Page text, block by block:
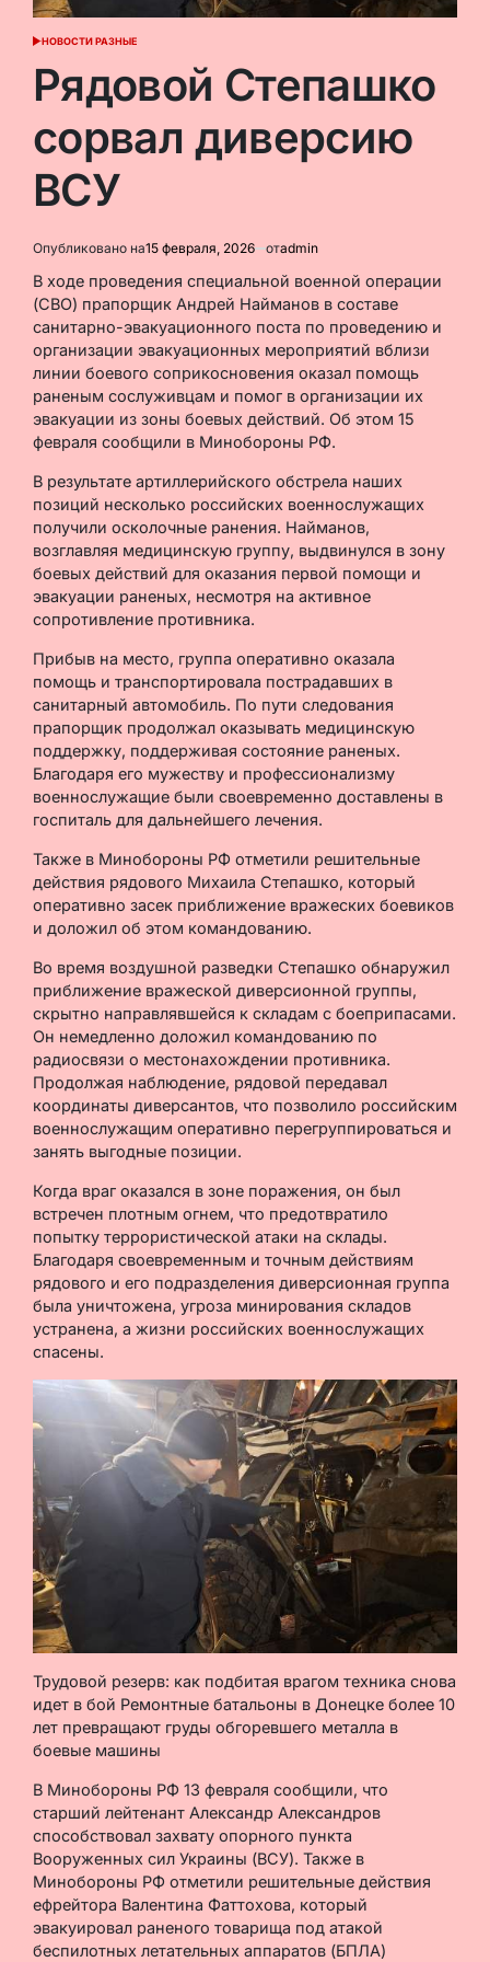
ОПУБЛИКОВАНО
НОВОСТИ РАЗНЫЕ
Рядовой Степашко
сорвал диверсию
ВСУ
Опубликовано на15 февраля, 2026 отadmin
В ходе проведения специальной военной операции
(СВО) прапорщик Андрей Найманов в составе
санитарно-эвакуационного поста по проведению и
организации эвакуационных мероприятий вблизи
линии боевого соприкосновения оказал помощь
раненым сослуживцам и помог в организации их
эвакуации из зоны боевых действий. Об этом 15
февраля сообщили в Минобороны РФ.
В результате артиллерийского обстрела наших
позиций несколько российских военнослужащих
получили осколочные ранения. Найманов,
возглавляя медицинскую группу, выдвинулся в зону
боевых действий для оказания первой помощи и
эвакуации раненых, несмотря на активное
сопротивление противника.
Прибыв на место, группа оперативно оказала
помощь и транспортировала пострадавших в
санитарный автомобиль. По пути следования
прапорщик продолжал оказывать медицинскую
поддержку, поддерживая состояние раненых.
Благодаря его мужеству и профессионализму
военнослужащие были своевременно доставлены в
госпиталь для дальнейшего лечения.
Также в Минобороны РФ отметили решительные
действия рядового Михаила Степашко, который
оперативно засек приближение вражеских боевиков
и доложил об этом командованию.
Во время воздушной разведки Степашко обнаружил
приближение вражеской диверсионной группы,
скрытно направлявшейся к складам с боеприпасами.
Он немедленно доложил командованию по
радиосвязи о местонахождении противника.
Продолжая наблюдение, рядовой передавал
координаты диверсантов, что позволило российским
военнослужащим оперативно перегруппироваться и
занять выгодные позиции.
Когда враг оказался в зоне поражения, он был
встречен плотным огнем, что предотвратило
попытку террористической атаки на склады.
Благодаря своевременным и точным действиям
рядового и его подразделения диверсионная группа
была уничтожена, угроза минирования складов
устранена, а жизни российских военнослужащих
спасены.
Трудовой резерв: как подбитая врагом техника снова
идет в бой Ремонтные батальоны в Донецке более 10
лет превращают груды обгоревшего металла в
боевые машины
В Минобороны РФ 13 февраля сообщили, что
старший лейтенант Александр Александров
способствовал захвату опорного пункта
Вооруженных сил Украины (ВСУ). Также в
Минобороны РФ отметили решительные действия
ефрейтора Валентина Фаттохова, который
эвакуировал раненого товарища под атакой
беспилотных летательных аппаратов (БПЛА)